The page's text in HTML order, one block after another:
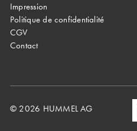
Impression
Politique de confidentialité
CGV
Contact
© 2026 HUMMEL AG